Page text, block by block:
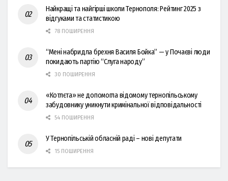
Найкращі та найгірші школи Тернополя: Рейтинг 2025 з
відгуками та статистикою
78 ПОШИРЕННЯ
“Мені набридла брехня Василя Бойка” — у Почаєві люди
покидають партію “Слуга народу”
30 ПОШИРЕННЯ
«Котлєта» не допомогла відомому тернопільському
забудовнику уникнути кримінальної відповідальності
54 ПОШИРЕННЯ
У Тернопільській обласній раді – нові депутати
15 ПОШИРЕННЯ